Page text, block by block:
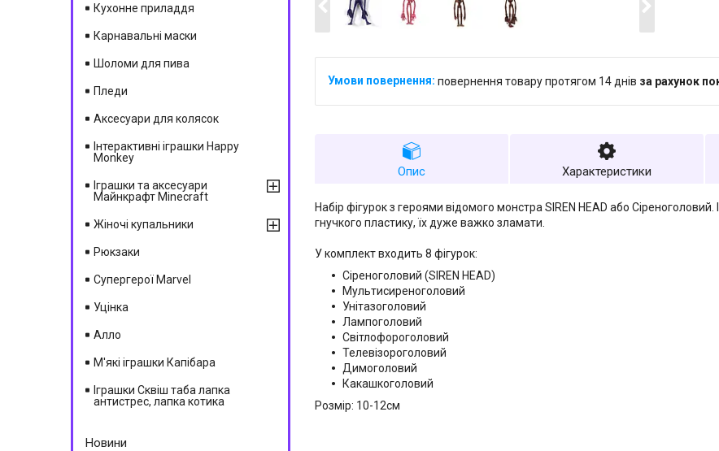
повернення товару протягом 14 днів за рахунок
Опис Характеристики
Набір фігурок з героями відомого монстра SIREN HEAD або Сіреноголовий.
гнучкого пластику, їх дуже важко зламати.
У комплект входить 8 фігурок:
Сіреноголовий (SIREN HEAD)
Мультисиреноголовий
Унітазоголовий
Лампоголовий
Світлофороголовий
Телевізороголовий
Димоголовий
Какашкоголовий
Розмір: 10-12см
Кухонне приладдя
Карнавальні маски
Шоломи для пива
Пледи
Аксесуари для колясок
Інтерактивні іграшки Happy
Monkey
Іграшки та аксесуари
Майнкрафт Minecraft
Жіночі купальники
Рюкзаки
Супергерої Marvel
Уцінка
Алло
М'які іграшки Капібара
Іграшки Сквіш таба лапка
антистрес, лапка котика
Новини